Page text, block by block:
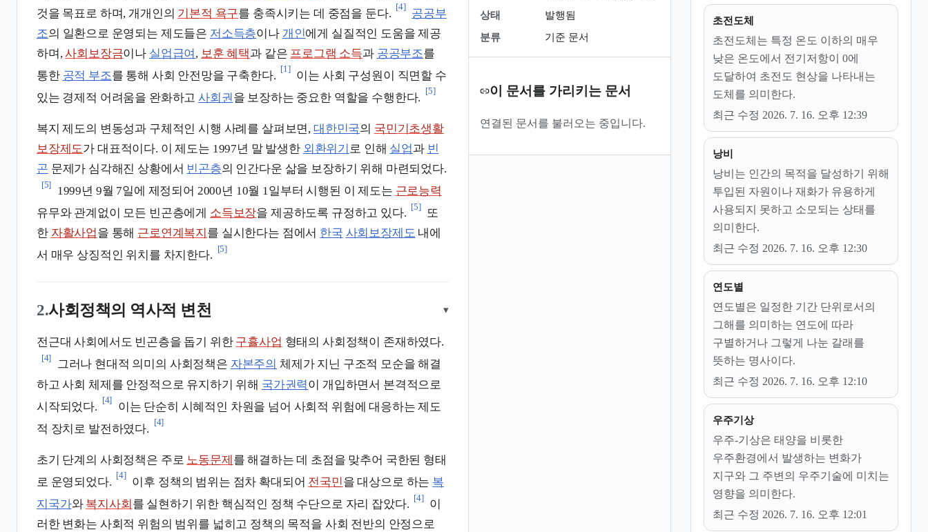
것을 목표로 하며, 개개인의 기본적 욕구를 충족시키는 데 중점을 둔다.
[4]
공공부
조의 일환으로 운영되는 제도들은 저소득층이나 개인에게 실질적인 도움을 제공
하며,사회보장금이나 실업급여 , 보훈 혜택과 같은 프로그램 소득과 공공부조를
통한 공적 부조를 통해 사회 안전망을 구축한다.
[1]
이는 사회 구성원이 직면할 수
있는 경제적 어려움을 완화하고사회권 을 보장하는 중요한 역할을 수행한다.
[5]
복지 제도의 변동성과 구체적인 시행 사례를 살펴보면, 대한민국의 국민기초생활
보장제도가 대표적이다. 이 제도는 1997년 말 발생한 외환위기 로 인해 실업과 빈
곤 문제가 심각해진 상황에서 빈곤층의 인간다운 삶을 보장하기 위해 마련되었다.
[5]
1999년 9월 7일에 제정되어 2000년 10월 1일부터 시행된 이 제도는 근로능력
유무와 관계없이 모든 빈곤층에게 소득보장을 제공하도록 규정하고 있다.
[5]
또
한 자활사업을 통해 근로연계복지 를 실시한다는 점에서 한국 사회보장제도 내에
서 매우 상징적인 위치를 차지한다.
[5]
2.사회정책의 역사적 변천 ▾
전근대 사회에서도 빈곤층을 돕기 위한 구휼사업 형태의 사회정책이 존재하였다.
[4]
그러나 현대적 의미의 사회정책은 자본주의 체제가 지닌 구조적 모순을 해결
하고 사회 체제를 안정적으로 유지하기 위해 국가권력이 개입하면서 본격적으로
시작되었다.
[4]
이는 단순히 시혜적인 차원을 넘어 사회적 위험에 대응하는 제도
적 장치로 발전하였다.
[4]
초기 단계의 사회정책은 주로 노동문제 를 해결하는 데 초점을 맞추어 국한된 형태
로 운영되었다.
[4]
이후 정책의 범위는 점차 확대되어 전국민을 대상으로 하는 복
지국가와 복지사회 를 실현하기 위한 핵심적인 정책 수단으로 자리 잡았다.
[4]
이
러한 변화는 사회적 위험의 범위를 넓히고 정책의 목적을 사회 전반의 안정으로
상태
발행됨
분류
기준 문서
이 문서를 가리키는 문서
연결된 문서를 불러오는 중입니다.
초전도체
초전도체는 특정 온도 이하의 매우
낮은 온도에서 전기저항이 0에
도달하여 초전도 현상을 나타내는
도체를 의미한다.
최근 수정 2026. 7. 16. 오후 12:39
낭비
낭비는 인간의 목적을 달성하기 위해
투입된 자원이나 재화가 유용하게
사용되지 못하고 소모되는 상태를
의미한다.
최근 수정 2026. 7. 16. 오후 12:30
연도별
연도별은 일정한 기간 단위로서의
그해를 의미하는 연도에 따라
구별하거나 그렇게 나눈 갈래를
뜻하는 명사이다.
최근 수정 2026. 7. 16. 오후 12:10
우주기상
우주-기상은 태양을 비롯한
우주환경에서 발생하는 변화가
지구와 그 주변의 우주기술에 미치는
영향을 의미한다.
최근 수정 2026. 7. 16. 오후 12:01